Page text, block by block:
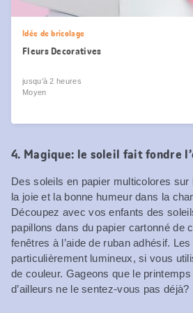
Idée de bricolage
Fleurs Decoratives
jusqu’à 2 heures
Moyen
4. Magique: le soleil fait fondre
Des soleils en papier multicolores
la joie et la bonne humeur dans la
Découpez avec vos enfants des
papillons dans du papier cartonné de
fenêtres à l’aide de ruban adhésif.
particulièrement lumineux, si vous
de couleur. Gageons que le
d’ailleurs ne le sentez-vous pas déjà?